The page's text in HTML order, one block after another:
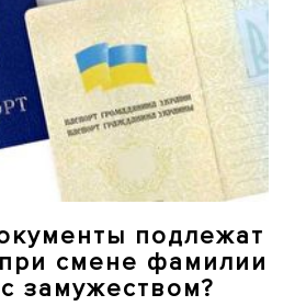
подлежат
смене фамилии
замужеством?